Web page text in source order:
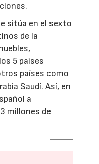
sitúa en el sexto
de la
5 países
países como
Saudí. Así, en
a
millones de